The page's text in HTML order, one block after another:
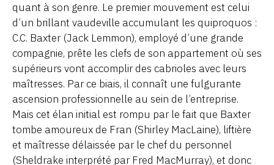
quant à son genre. Le premier mouvement est celui
d’un brillant vaudeville accumulant les quiproquos :
C.C. Baxter (Jack Lemmon), employé d’une grande
compagnie, prête les clefs de son appartement où ses
supérieurs vont accomplir des cabrioles avec leurs
maîtresses. Par ce biais, il connaît une fulgurante
ascension professionnelle au sein de l’entreprise.
Mais cet élan initial est rompu par le fait que Baxter
tombe amoureux de Fran (Shirley MacLaine), liftière
et maîtresse délaissée par le chef du personnel
(Sheldrake interprété par Fred MacMurray), et donc